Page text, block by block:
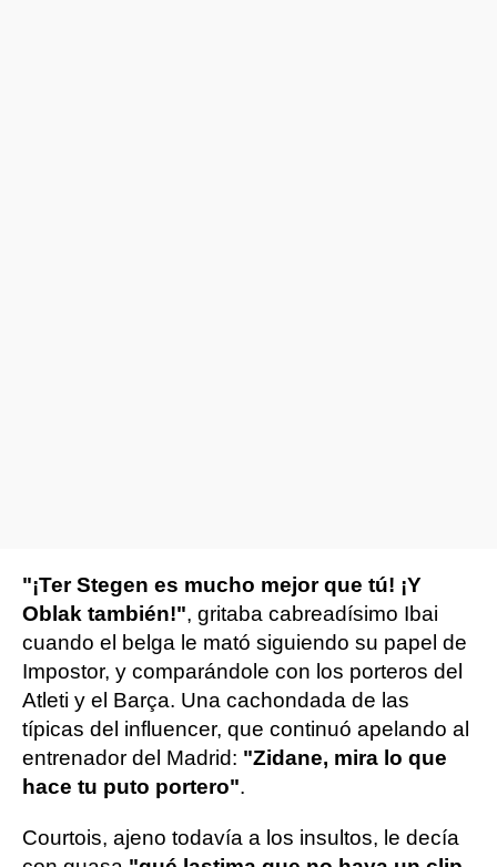
"¡Ter Stegen es mucho mejor que tú! ¡Y
Oblak también!", gritaba cabreadísimo Ibai
cuando el belga le mató siguiendo su papel de
Impostor, y comparándole con los porteros del
Atleti y el Barça. Una cachondada de las
típicas del influencer, que continuó apelando al
entrenador del Madrid: "Zidane, mira lo que
hace tu puto portero".
Courtois, ajeno todavía a los insultos, le decía